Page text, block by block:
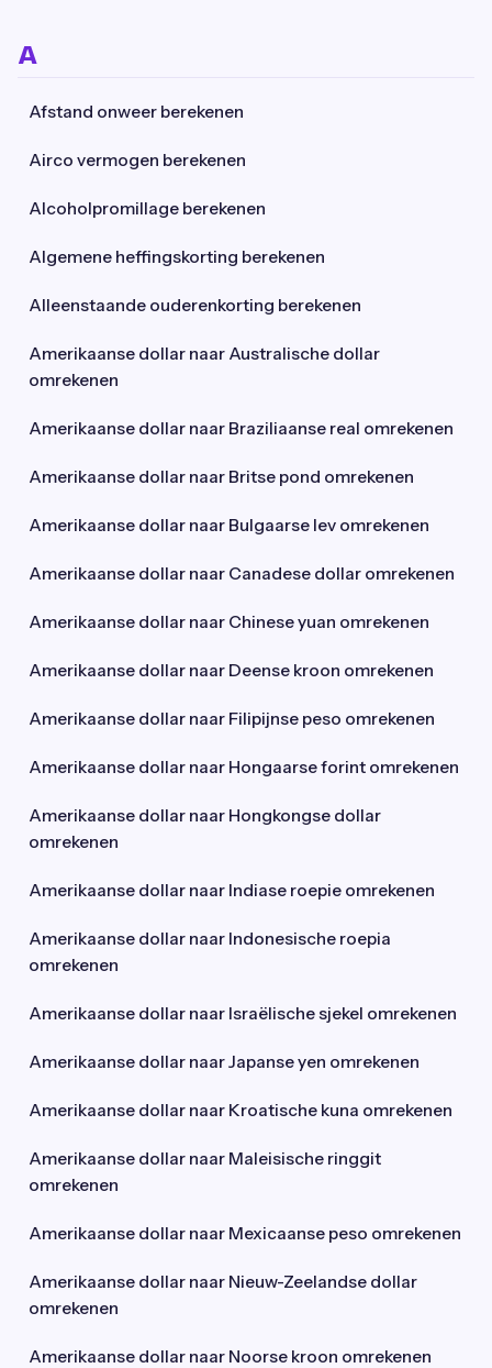
A
Afstand onweer berekenen
Airco vermogen berekenen
Alcoholpromillage berekenen
Algemene heffingskorting berekenen
Alleenstaande ouderenkorting berekenen
Amerikaanse dollar naar Australische dollar
omrekenen
Amerikaanse dollar naar Braziliaanse real omrekenen
Amerikaanse dollar naar Britse pond omrekenen
Amerikaanse dollar naar Bulgaarse lev omrekenen
Amerikaanse dollar naar Canadese dollar omrekenen
Amerikaanse dollar naar Chinese yuan omrekenen
Amerikaanse dollar naar Deense kroon omrekenen
Amerikaanse dollar naar Filipijnse peso omrekenen
Amerikaanse dollar naar Hongaarse forint omrekenen
Amerikaanse dollar naar Hongkongse dollar
omrekenen
Amerikaanse dollar naar Indiase roepie omrekenen
Amerikaanse dollar naar Indonesische roepia
omrekenen
Amerikaanse dollar naar Israëlische sjekel omrekenen
Amerikaanse dollar naar Japanse yen omrekenen
Amerikaanse dollar naar Kroatische kuna omrekenen
Amerikaanse dollar naar Maleisische ringgit
omrekenen
Amerikaanse dollar naar Mexicaanse peso omrekenen
Amerikaanse dollar naar Nieuw-Zeelandse dollar
omrekenen
Amerikaanse dollar naar Noorse kroon omrekenen